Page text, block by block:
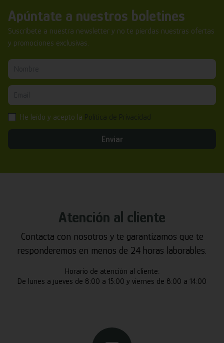
Apúntate a nuestros boletines
Suscríbete a nuestra newsletter y no te pierdas nuestras ofertas
y promociones exclusivas.
He leído y acepto la
Enviar
Atención al cliente
Contacta con nosotros y te garantizamos que te
responderemos en menos de 24 horas laborables.
Horario de atención al cliente:
De lunes a jueves de 8:00 a 15:00 y viernes de 8:00 a 14:00